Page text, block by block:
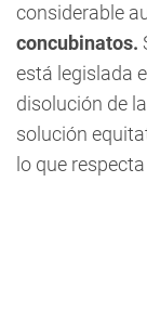
considerable
concubinatos.
está legislada
disolución de
solución
lo que